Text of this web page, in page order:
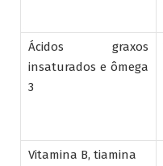
Ácidos graxos
insaturados e ômega
3
Vitamina B, tiamina